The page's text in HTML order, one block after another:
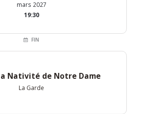
mars 2027
19:30
FIN
Nativité de Notre Dame
La Garde